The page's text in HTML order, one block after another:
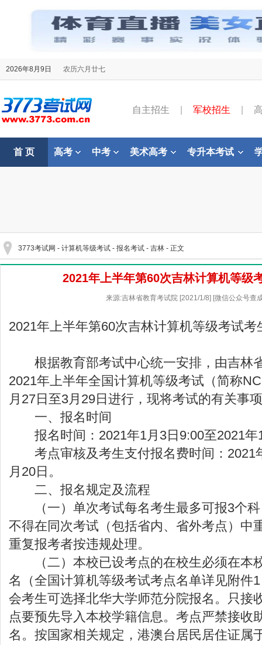
2026年8月9日 农历六月廿七
自主招生 军校招生
首 页 高考 中考 美术高考 专升本考试
3773考试网 - 计算机等级考试 - 报名考试 - 吉林 - 正文
2021年上半年第60次吉林计算机等级
来源:吉林省教育考试院 [2021/1/8] [微信公众号查
2021年上半年第60次吉林计算机等级考试考
根据教育部考试中心统一安排，由吉林
2021年上半年全国计算机等级考试（简称
月27日至3月29日进行，现将考试的有关
一、报名时间
报名时间：2021年1月3日9:00至2021
考点审核及考生支付报名费时间：2021
月20日。
二、报名规定及流程
（一）单次考试每名考生最多可报3个科
不得在同次考试（包括省内、省外考点）中
重复报考者按违规处理。
（二）本校已设考点的在校生必须在本
名（全国计算机等级考试考点名单详见附件
会考生可选择北华大学师范分院报名。只接
点要预先导入本校学籍信息。考点严禁接收
名。按国家相关规定，港澳台居民居住证属